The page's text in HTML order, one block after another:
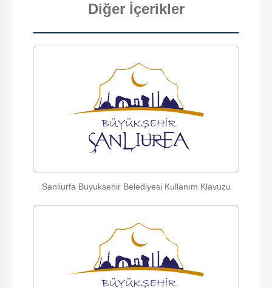
Diğer İçerikler
Sanliurfa Buyuksehir Belediyesi Kullanım Klavuzu